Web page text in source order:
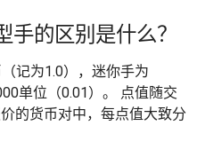
的区别是什么？
记为1.0），迷你手为
单位（0.01）。 点值随交
的货币对中，每点值大致分